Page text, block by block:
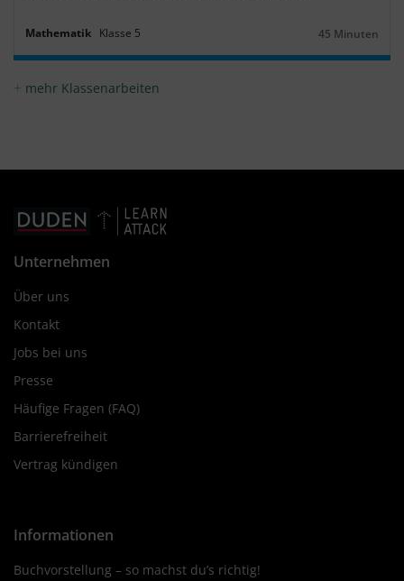
Mathematik Klasse 5
Dauer:
45 Minuten
mehr Klassenarbeiten
Unternehmen
Über uns
Kontakt
Jobs bei uns
Presse
Häufige Fragen (FAQ)
Barrierefreiheit
Vertrag kündigen
Informationen
Buchvorstellung – so machst du’s richtig!